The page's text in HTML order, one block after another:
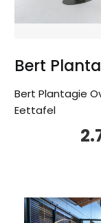
Bert
Bert Plantagie
Eettafel